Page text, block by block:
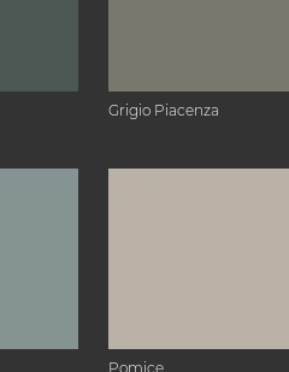
Grigio Piacenza
Pomice